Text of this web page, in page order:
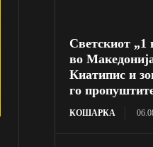
Светскиот „1
во
Киатипис и
го
КОШАРКА